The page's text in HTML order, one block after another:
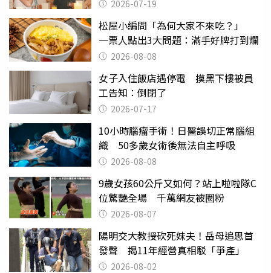
2026-07-19
松屋小編問「為何大家不來吃？」
一票人點出3大問題：滿手好牌打到爛
2026-08-08
女子入住飯店遇停電 摸黑下樓被員
工告知：倒閉了
2026-07-17
10小時腦瘤手術！日醫誤切正常腦組
織 50多歲女術後無法自主呼吸
2026-08-08
9歲女孩60公斤又如何？站上啦啦隊C
位驚艷全場 千萬網友被圈粉
2026-08-07
陽明交大教授砍死妹夫！岳母追思首
發聲 揭11年經營真相駁「爭產」
2026-08-02